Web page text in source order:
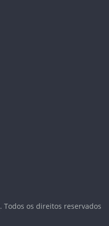
. Todos os direitos reservados